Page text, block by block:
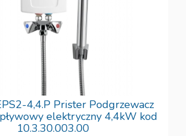
4,4.P Prister Podgrzewacz
elektryczny 4,4kW kod
10.3.30.003.00